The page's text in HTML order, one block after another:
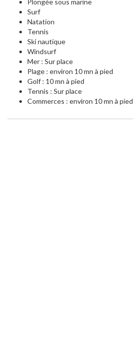
Plongée sous marine
Surf
Natation
Tennis
Ski nautique
Windsurf
Mer : Sur place
Plage : environ 10 mn à pied
Golf : 10 mn à pied
Tennis : Sur place
Commerces : environ 10 mn à pied